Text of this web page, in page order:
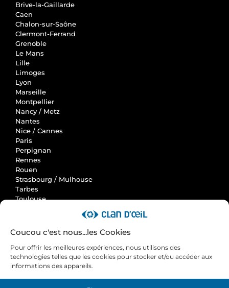
Coucou c'est nous...les Cookies
Pour offrir les meilleures expériences, nous utilisons des
technologies telles que les cookies pour stocker et/ou accéder aux
informations des appareils.
Brive-la-Gaillarde
Caen
Chalon-sur-Saône
Clermont-Ferrand
Grenoble
Le Mans
Lille
Limoges
Lyon
Marseille
Montpellier
Nancy / Metz
Nantes
Nice / Cannes
Paris
Perpignan
Rennes
Rouen
Strasbourg / Mulhouse
Tarbes
Toulouse
Actus
Avis et cas clients
Contactez-nous
Nos engagements RSE